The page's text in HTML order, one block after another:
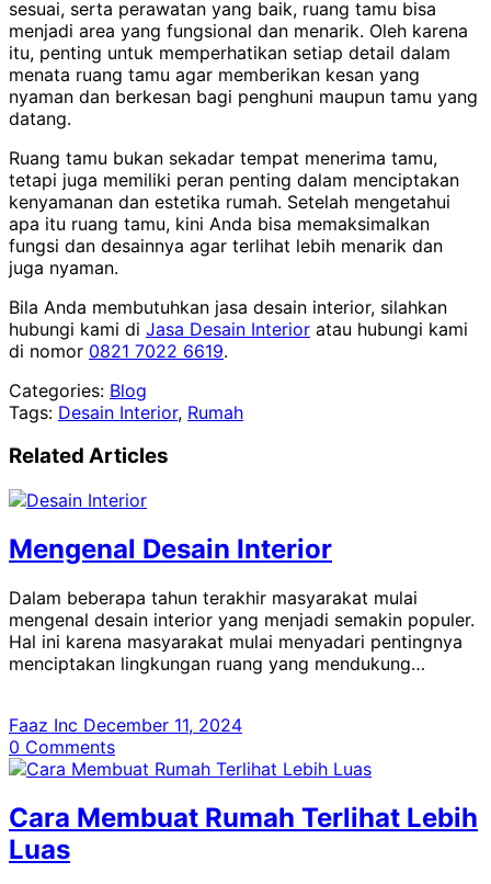
sesuai, serta perawatan yang baik, ruang tamu bisa
menjadi area yang fungsional dan menarik. Oleh karena
itu, penting untuk memperhatikan setiap detail dalam
menata ruang tamu agar memberikan kesan yang
nyaman dan berkesan bagi penghuni maupun tamu yang
datang.
Ruang tamu bukan sekadar tempat menerima tamu,
tetapi juga memiliki peran penting dalam menciptakan
kenyamanan dan estetika rumah. Setelah mengetahui
apa itu ruang tamu, kini Anda bisa memaksimalkan
fungsi dan desainnya agar terlihat lebih menarik dan
juga nyaman.
Bila Anda membutuhkan jasa desain interior, silahkan
hubungi kami di Jasa Desain Interior atau hubungi kami
di nomor 0821 7022 6619.
Categories: Blog
Tags: Desain Interior, Rumah
Related Articles
Mengenal Desain Interior
Dalam beberapa tahun terakhir masyarakat mulai
mengenal desain interior yang menjadi semakin populer.
Hal ini karena masyarakat mulai menyadari pentingnya
menciptakan lingkungan ruang yang mendukung…
Faaz Inc December 11, 2024
0 Comments
Cara Membuat Rumah Terlihat Lebih
Luas